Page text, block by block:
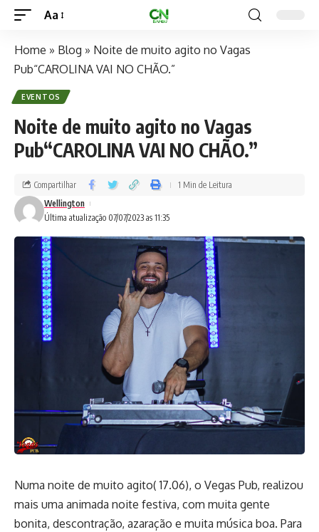
Aa
Home » Blog » Noite de muito agito no Vagas
Pub“CAROLINA VAI NO CHÃO.”
EVENTOS
Noite de muito agito no Vagas
Pub“CAROLINA VAI NO CHÃO.”
Última atualização 07/07/2023 as 11:35
Wellington
Compartilhar 1 Min de Leitura
Numa noite de muito agito( 17.06), o Vegas Pub, realizou
mais uma animada noite festiva, com muita gente
bonita, descontração, azaração e muita música boa. Para